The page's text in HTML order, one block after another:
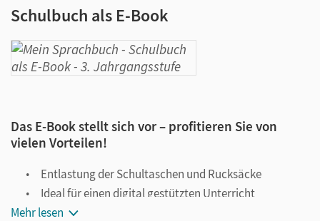
Schulbuch als E-Book
Das E-Book stellt sich vor – profitieren Sie von
vielen Vorteilen!
Entlastung der Schultaschen und Rucksäcke
Ideal für einen digital gestützten Unterricht
Notiz- und Markierungsmöglichkeit
Mehr lesen